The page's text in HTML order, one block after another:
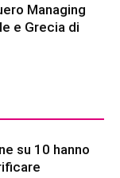
Managing
e Grecia di
su 10 hanno